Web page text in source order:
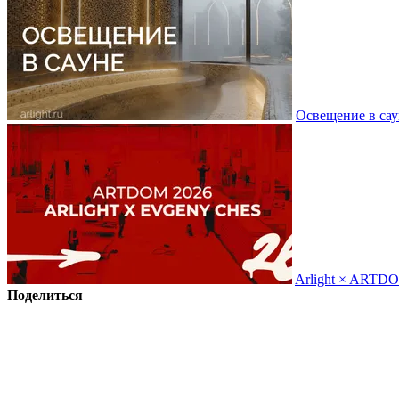
Освещение в
Arlight ×
Поделиться